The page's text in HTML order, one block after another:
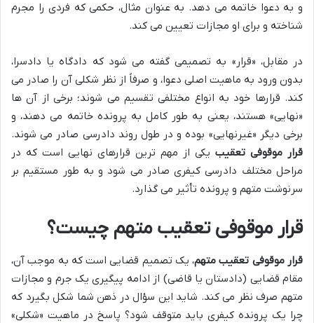
و به دعوا خاتمه می دهد. به عنوان مثال، حکمی که فردی را مجرم
شناخته و برای او مجازات تعیین می کند.
در مقابل، «قرار» به تصمیمی گفته می شود که دادگاه یا دادسرا،
بدون ورود به ماهیت اصلی دعوا، و صرفاً از نظر شکلی آن را صادر می
کند. قرارها خود به انواع مختلفی تقسیم می شوند؛ برخی از آن ها
«نهایی» هستند، یعنی به طور کامل به پرونده خاتمه می دهند، و
برخی دیگر «غیرنهایی» بوده و در طول روند دادرسی صادر می شوند.
قرار موقوفی تعقیب یکی از مهم ترین قرارهای نهایی است که در
مراحل مختلف دادرسی کیفری صادر می شود و به طور مستقیم بر
سرنوشت متهم و پرونده تأثیر می گذارد.
قرار موقوفی تعقیب متهم چیست؟
قرار موقوفی تعقیب متهم، یک تصمیم قضایی است که به موجب آن،
مقام قضایی (دادستان یا قاضی) از ادامه پیگیری یک جرم و مجازات
متهم صرف نظر می کند. شاید این سؤال در ذهن شما شکل بگیرد که
چرا یک پرونده کیفری باید متوقف شود؟ پاسخ در ماهیت «شکلی»